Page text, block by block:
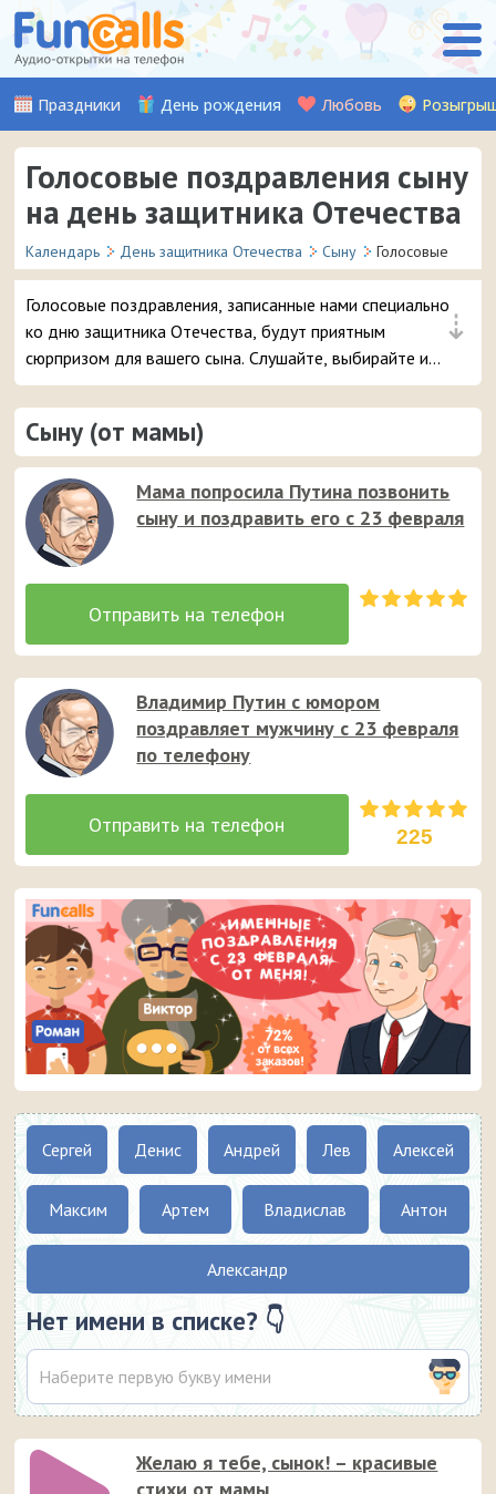
Праздники День рождения Любовь
Голосовые поздравления сыну
на день защитника Отечества
Календарь День защитника Отечества Сыну Голосовые
⇣
Голосовые поздравления, записанные нами специально
ко дню защитника Отечества, будут приятным
сюрпризом для вашего сына. Слушайте, выбирайте и
отправляйте понравившуюся аудио-открытку на
смартфон.
Сыну (от мамы)
Мама попросила Путина позвонить
сыну и поздравить его с 23 февраля
Владимир Путин с юмором
поздравляет мужчину с 23 февраля
по телефону
225
Сергей Денис Андрей Лев Алексей
Максим Артем Владислав Антон
Александр
Нет имени в списке? 👇
Желаю я тебе, сынок! – красивые